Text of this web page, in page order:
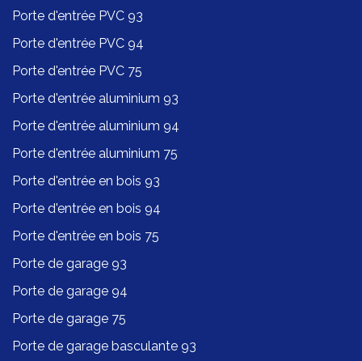
Porte d'entrée PVC 93
Porte d'entrée PVC 94
Porte d'entrée PVC 75
Porte d'entrée aluminium 93
Porte d'entrée aluminium 94
Porte d'entrée aluminium 75
Porte d'entrée en bois 93
Porte d'entrée en bois 94
Porte d'entrée en bois 75
Porte de garage 93
Porte de garage 94
Porte de garage 75
Porte de garage basculante 93